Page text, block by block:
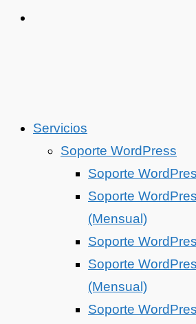
Servicios
Soporte WordPress
Soporte
Soporte
(Mensual)
Soporte
Soporte
(Mensual)
Soporte